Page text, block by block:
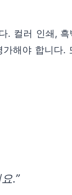
. 컬러 인쇄,
해야 합니다.
.”